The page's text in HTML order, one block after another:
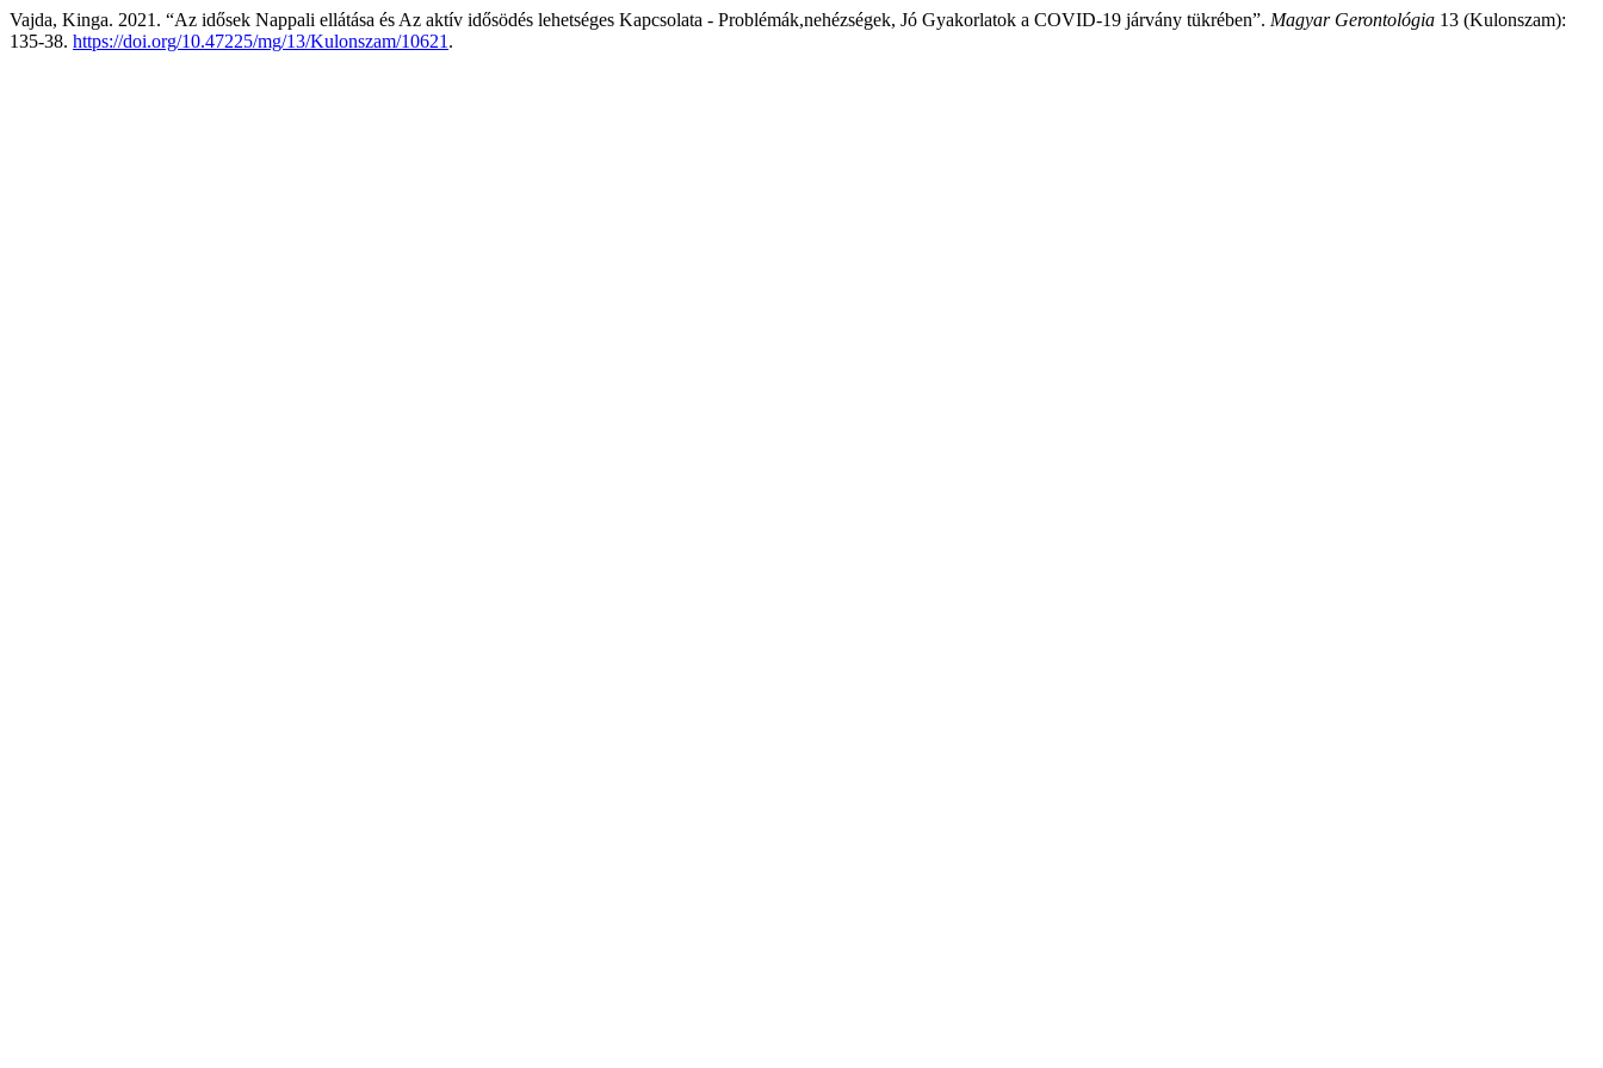
Vajda, Kinga. 2021. “Az idősek Nappali ellátása és Az aktív idősödés lehetséges Kapcsolata - Problémák,nehézségek, Jó Gyakorlatok a COVID-19 járvány tükrében”. Magyar Gerontológia 13 (Kulonszam):
135-38. https://doi.org/10.47225/mg/13/Kulonszam/10621 .